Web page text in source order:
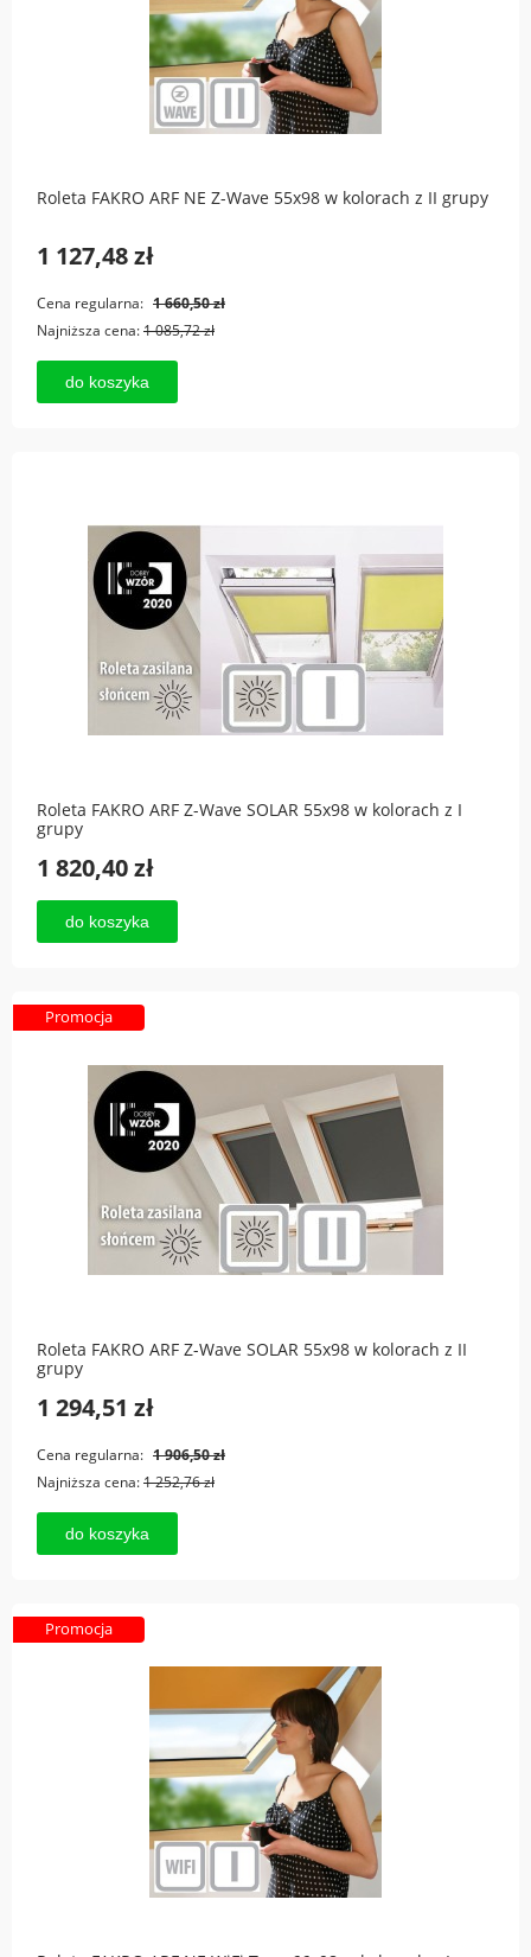
Roleta FAKRO ARF NE Z-Wave 55x98 w kolorach z II grupy
1 127,48 zł
Cena regularna: 1 660,50 zł
Najniższa cena:1 085,72 zł
do koszyka
Roleta FAKRO ARF Z-Wave SOLAR 55x98 w kolorach z I
grupy
1 820,40 zł
do koszyka
Roleta FAKRO ARF Z-Wave SOLAR 55x98 w kolorach z II
grupy
1 294,51 zł
Cena regularna: 1 906,50 zł
Najniższa cena:1 252,76 zł
do koszyka
Promocja
Promocja